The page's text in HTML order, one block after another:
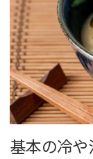
基本の冷や